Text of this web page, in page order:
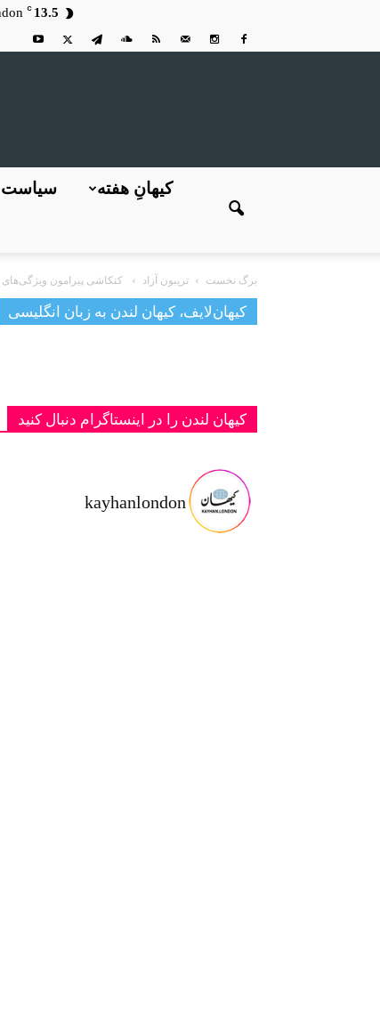
13.5
C
سیاست کیهانِ هفته
برگ نخست تریبون آزاد کنکاشی پیرامون
کیهان‌لایف، کیهان لندن به زبان انگلیسی
کیهان لندن را در اینستاگرام دنبال کنید
kayhanlondon